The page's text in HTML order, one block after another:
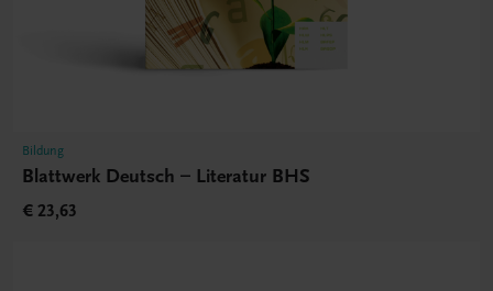
Bildung
Blattwerk Deutsch – Literatur BHS
€ 23,63